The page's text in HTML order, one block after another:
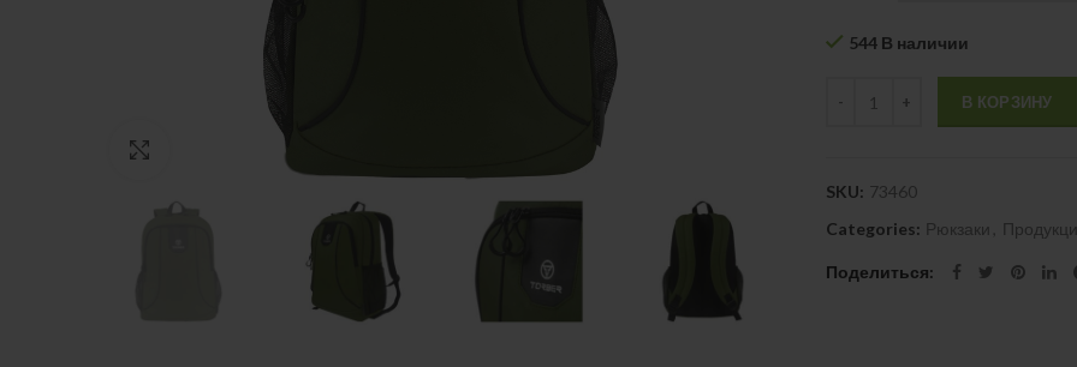
544 В наличии
В КОРЗИНУ
SKU: 73460
Categories: Рюкзаки
Поделиться